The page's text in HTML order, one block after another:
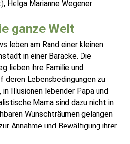
, Helga Marianne Wegener
ganze Welt
leben am Rand einer kleinen
in einer Baracke. Die
lieben ihre Familie und
deren Lebensbedingungen zu
Illusionen lebender Papa und
Mama sind dazu nicht in
Wunschträumen gelangen
Annahme und Bewältigung ihrer